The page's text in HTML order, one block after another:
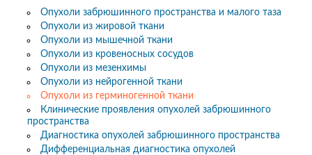
Общие принципы лечения
больных раком
Хирургический метод лечения
Лучевой метод лечения
Химиотерапевтический метод
лечения
Гормонотерапия
Иммунотерапия
Гипертермия
Симптоматическое лечение
Реабилитации в онкологии
Опухоли забрюшинного пространства и малого таза
Опухоли из жировой ткани
Опухоли из мышечной ткани
Опухоли из кровеносных сосудов
Опухоли из мезенхимы
Опухоли из нейрогенной ткани
Опухоли из герминогенной ткани
Клинические проявления опухолей забрюшинного
пространства
Диагностика опухолей забрюшинного пространства
Дифференциальная диагностика опухолей